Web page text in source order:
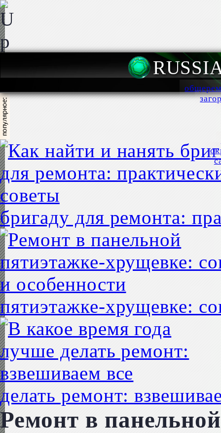
бригаду для ремонта:
пятиэтажке-хрущевке:
делать ремонт:
Ремонт в